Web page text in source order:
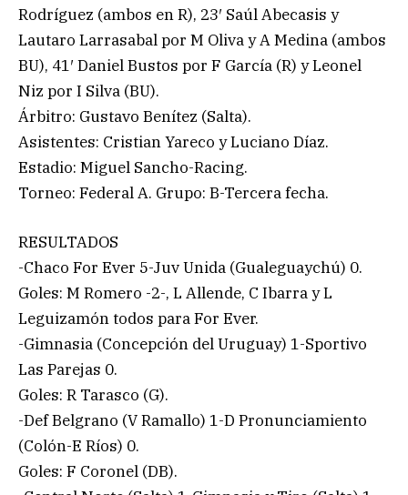
Rodríguez (ambos en R), 23′ Saúl Abecasis y
Lautaro Larrasabal por M Oliva y A Medina (ambos
BU), 41′ Daniel Bustos por F García (R) y Leonel
Niz por I Silva (BU).
Árbitro: Gustavo Benítez (Salta).
Asistentes: Cristian Yareco y Luciano Díaz.
Estadio: Miguel Sancho-Racing.
Torneo: Federal A. Grupo: B-Tercera fecha.
RESULTADOS
-Chaco For Ever 5-Juv Unida (Gualeguaychú) 0.
Goles: M Romero -2-, L Allende, C Ibarra y L
Leguizamón todos para For Ever.
-Gimnasia (Concepción del Uruguay) 1-Sportivo
Las Parejas 0.
Goles: R Tarasco (G).
-Def Belgrano (V Ramallo) 1-D Pronunciamiento
(Colón-E Ríos) 0.
Goles: F Coronel (DB).